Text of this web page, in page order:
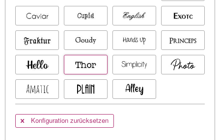
Konfiguration zurücksetzen